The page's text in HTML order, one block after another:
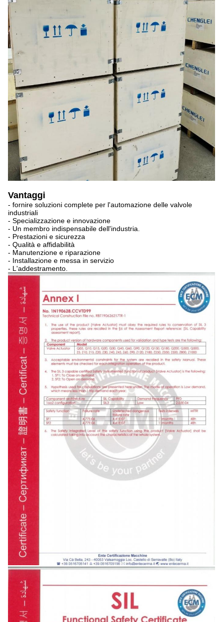
Vantaggi
- fornire soluzioni complete per l'automazione delle valvole
industriali
- Specializzazione e innovazione
- Un membro indispensabile dell'industria.
- Prestazioni e sicurezza
- Qualità e affidabilità
- Manutenzione e riparazione
- Installazione e messa in servizio
- L'addestramento.